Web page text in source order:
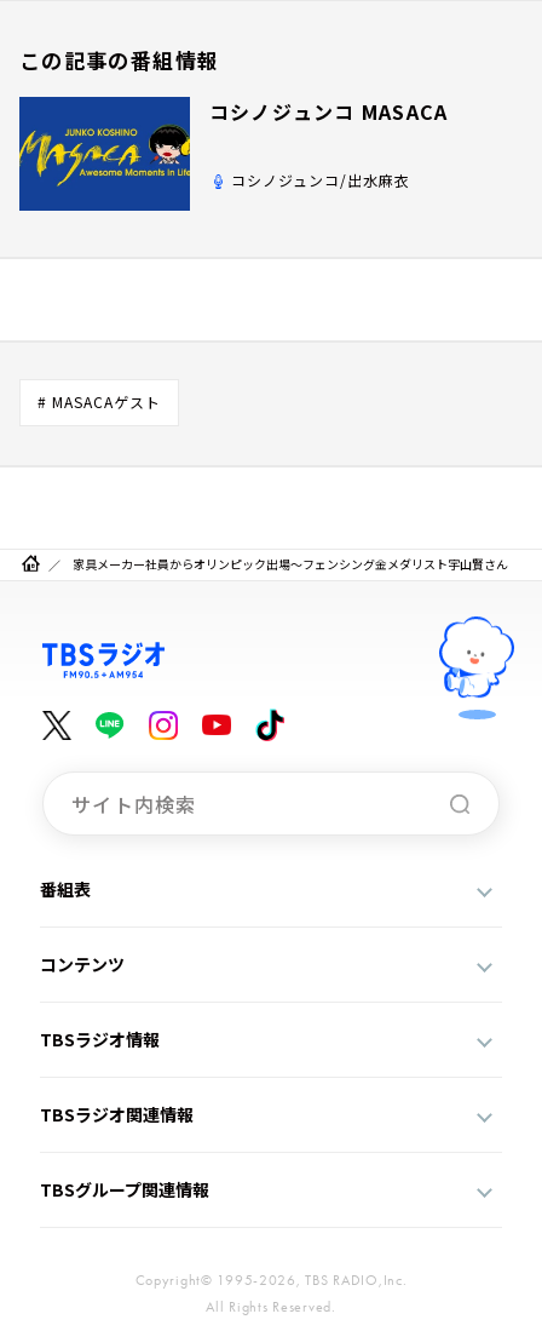
この記事の番組情報
コシノジュンコ MASACA
コシノジュンコ/出水麻衣
# MASACAゲスト
家具メーカー社員からオリンピック出場～フェンシング金メダリスト宇山賢さん
番組表
コンテンツ
TBSラジオ情報
TBSラジオ関連情報
TBSグループ関連情報
Copyright© 1995-2026, TBS RADIO,Inc.
All Rights Reserved.